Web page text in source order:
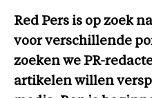
Red Pers is op zoek
voor verschillende
zoeken we PR-
artikelen willen